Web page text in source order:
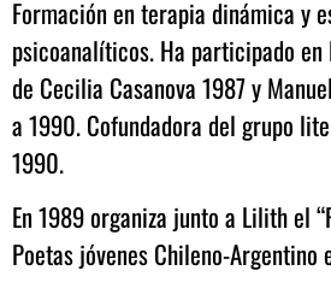
Formación en terapia dinámica y
psicoanalíticos. Ha participado
de Cecilia Casanova 1987 y
a 1990. Cofundadora del grupo
1990.
En 1989 organiza junto a Lilith el
Poetas jóvenes Chileno-Argentino